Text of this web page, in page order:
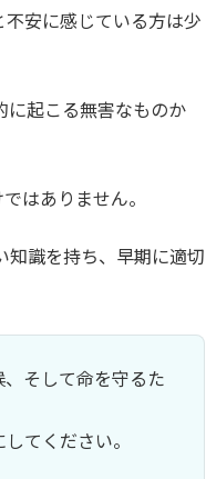
不安に感じている方は少
に起こる無害なものか
はありません。
知識を持ち、早期に適切
そして命を守るた
てください。